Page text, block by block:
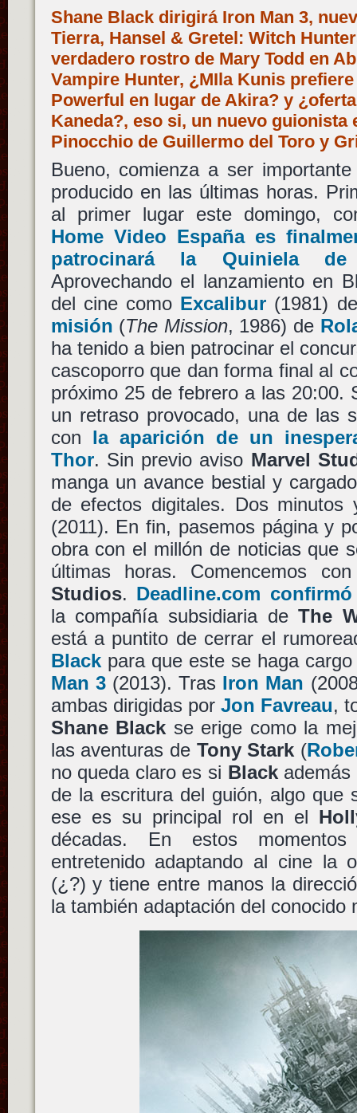
Shane Black dirigirá Iron Man 3,
Tierra, Hansel & Gretel: Witch
verdadero rostro de Mary Todd en
Vampire Hunter, ¿MIla Kunis
Powerful en lugar de Akira? y
Kaneda?, eso si, un nuevo guionista
Pinocchio de Guillermo del Toro y
Bueno, comienza a ser
producido en las últimas horas.
al primer lugar este domingo,
Home Video España es
patrocinará la Quiniela
Aprovechando el lanzamiento en
del cine como Excalibur (1981)
misión (The Mission, 1986) de
ha tenido a bien patrocinar el
cascoporro que dan forma final al
próximo 25 de febrero a las 20:00.
un retraso provocado, una de las
con la aparición de un
Thor. Sin previo aviso Marvel
manga un avance bestial y
de efectos digitales. Dos
(2011). En fin, pasemos página y
obra con el millón de noticias que
últimas horas. Comencemos
Studios. Deadline.com
la compañía subsidiaria deThe
está a puntito de cerrar el
Blackpara que este se haga
Man 3(2013). Tras Iron Man
ambas dirigidas por Jon Favreau,
Shane Blackse erige como la
las aventuras de Tony Stark(
no queda claro es si Blackademás
de la escritura del guión, algo que
ese es su principal rol en el
décadas. En estos
entretenido adaptando al cine la
(¿?) y tiene entre manos la
la también adaptación del conocido